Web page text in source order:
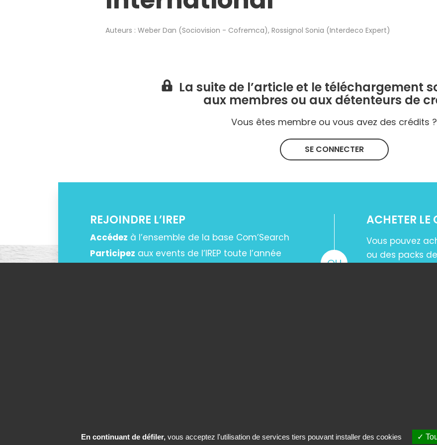
Auteurs : Weber Dan (Sociovision - Cofremca), Rossignol Sonia (Interdeco Expert)
La suite de l’article et le téléchargement
aux membres ou aux détenteurs de
Vous êtes membre ou vous avez des crédits ?
SE CONNECTER
REJOINDRE L’IREP
Accédez à l’ensemble de la base Com’Search
Participez aux events de l’IREP toute l’année
OU
ACHETER LE
Vous pouvez
ou des packs
En continuant de défiler,vous acceptez l'utilisation de services tiers pouvant installer des cookies